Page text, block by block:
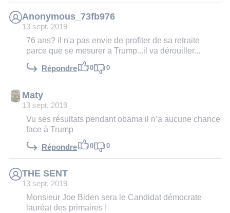
Anonymous_73fb976
13 sept. 2019
76 ans? il n'a pas envie de profiter de sa retraite
parce que se mesurer a Trump...il va dérouiller...
Répondre 0 0
Maty
13 sept. 2019
Vu ses résultats pendant obama il n’a aucune chance
face à Trump
Répondre 0 0
THE SENT
13 sept. 2019
Monsieur Joe Biden sera le Candidat démocrate
lauréat des primaires !